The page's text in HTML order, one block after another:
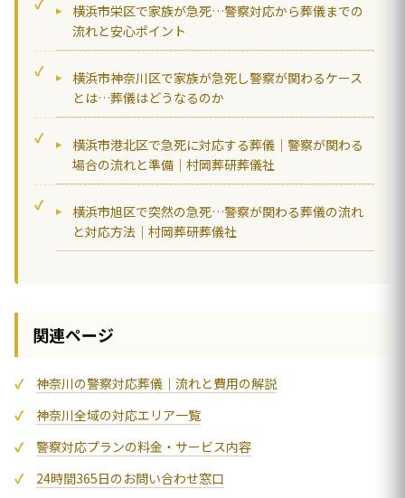
横浜市栄区で家族が急死…警察対応から葬儀までの
流れと安心ポイント
横浜市神奈川区で家族が急死し警察が関わるケース
とは…葬儀はどうなるのか
横浜市港北区で急死に対応する葬儀｜警察が関わる
場合の流れと準備｜村岡葬研葬儀社
横浜市旭区で突然の急死…警察が関わる葬儀の流れ
と対応方法｜村岡葬研葬儀社
関連ページ
神奈川の警察対応葬儀｜流れと費用の解説
神奈川全域の対応エリア一覧
警察対応プランの料金・サービス内容
24時間365日のお問い合わせ窓口